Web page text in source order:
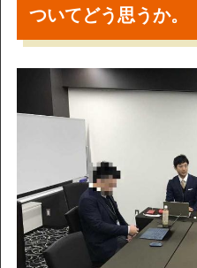
ついてどう思うか。